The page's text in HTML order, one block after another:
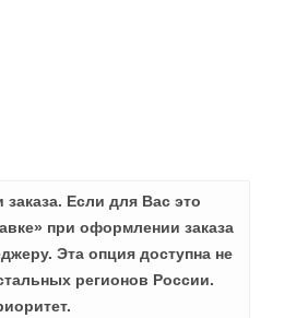
Если для Вас это
при оформлении заказа
Эта опция доступна не
регионов России.